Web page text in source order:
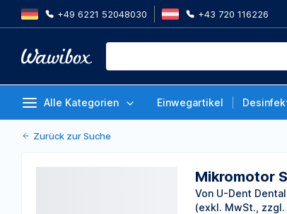
+49 6221 52048030 +43 720 116226
Alle Kategorien Einwegartikel
Von U-Dent Dentalinstrumente
Zurück zur Suche
Mikromotor
Von U-Dent
(exkl. MwSt., zzgl.